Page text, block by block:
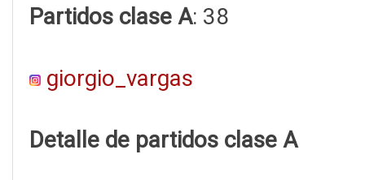
Partidos clase A: 38
giorgio_vargas
Detalle de partidos clase A